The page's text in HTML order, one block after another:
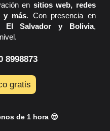
en sitios web, redes
y más. Con presencia en
El Salvador y Bolivia,
8998873
gratis
de 1 hora 😎